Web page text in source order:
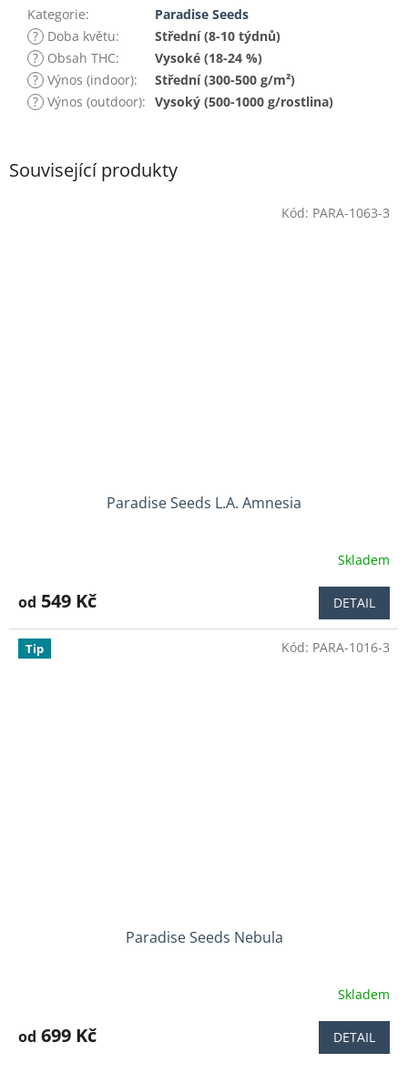
Související produkty
Paradise Seeds L.A. Amnesia
produktu
5,0
Skladem
od 549 Kč DETAIL
Kód: PARA-1063-3
Tip
Paradise Seeds Nebula
produktu
Skladem
od 699 Kč DETAIL
Kód: PARA-1016-3
Kategorie:
Paradise Seeds
? Doba květu:
Střední (8-10 týdnů)
? Obsah THC:
Vysoké (18-24 %)
? Výnos (indoor):
Střední (300-500 g/m²)
? Výnos (outdoor): Vysoký (500-1000 g/rostlina)